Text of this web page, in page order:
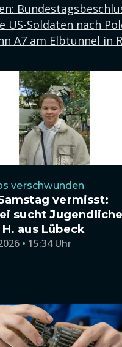
US-Soldaten nach
A7 am Elbtunnel in
verschwunden
vermisst:
sucht Jugendliche
H. aus Lübeck
• 15:34 Uhr